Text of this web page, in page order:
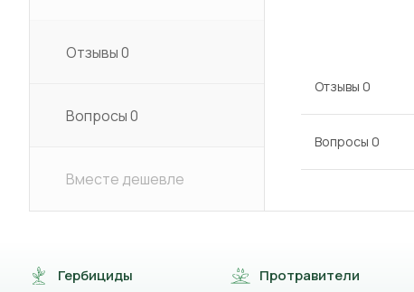
Отзывы0
Вопросы0
Вместе дешевле
Отзывы 0
Вопросы 0
Гербициды Протравители